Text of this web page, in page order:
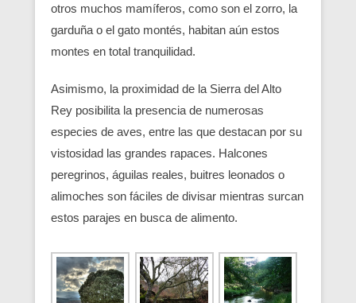
otros muchos mamíferos, como son el zorro, la
garduña o el gato montés, habitan aún estos
montes en total tranquilidad.
Asimismo, la proximidad de la Sierra del Alto
Rey posibilita la presencia de numerosas
especies de aves, entre las que destacan por su
vistosidad las grandes rapaces. Halcones
peregrinos, águilas reales, buitres leonados o
alimoches son fáciles de divisar mientras surcan
estos parajes en busca de alimento.